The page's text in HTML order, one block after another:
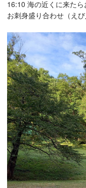
16:10 海の近くに来た
お刺身盛り合わせ（え